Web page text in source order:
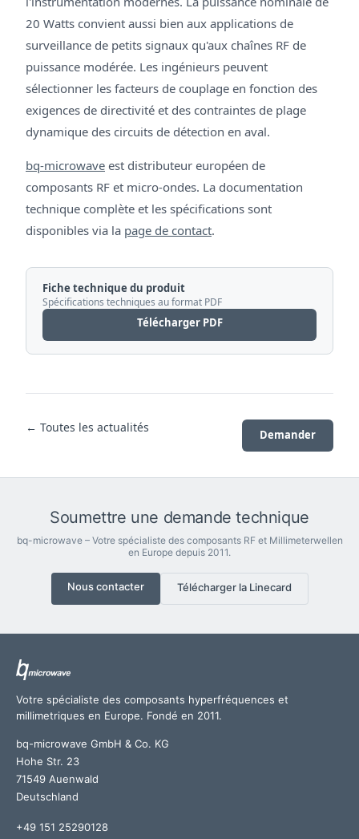
20 Watts convient aussi bien aux applications de
surveillance de petits signaux qu'aux chaînes RF de
puissance modérée. Les ingénieurs peuvent
sélectionner les facteurs de couplage en fonction des
exigences de directivité et des contraintes de plage
dynamique des circuits de détection en aval.
bq-microwave est distributeur européen de
composants RF et micro-ondes. La documentation
technique complète et les spécifications sont
disponibles via la page de contact.
Fiche technique du produit
Spécifications techniques au format PDF
Télécharger PDF
← Toutes les actualités Demander
Soumettre une demande technique
bq-microwave – Votre spécialiste des composants RF et Millimeterwellen
en Europe depuis 2011.
Nous contacter Télécharger la Linecard
Votre spécialiste des composants hyperfréquences et
millimetriques en Europe. Fondé en 2011.
bq-microwave GmbH & Co. KG
Hohe Str. 23
71549 Auenwald
Deutschland
+49 151 25290128